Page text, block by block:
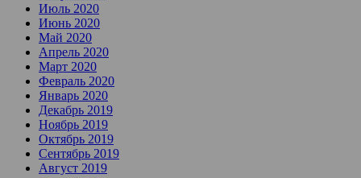
Июль 2020
Июнь 2020
Май 2020
Апрель 2020
Март 2020
Февраль 2020
Январь 2020
Декабрь 2019
Ноябрь 2019
Октябрь 2019
Сентябрь 2019
Август 2019